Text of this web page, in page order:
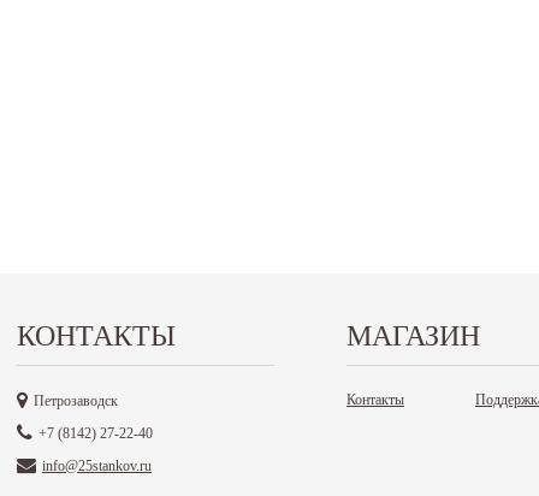
КОНТАКТЫ
Петрозаводск
+7 (8142) 27-22-40
info@25stankov.ru
МАГАЗИН
Контакты